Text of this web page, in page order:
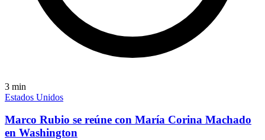
3 min
Estados Unidos
Marco Rubio se reúne con María Corina Machado
en Washington